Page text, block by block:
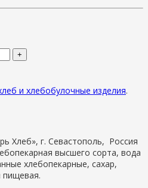
+
и хлебобулочные изделия.
Хлеб», г. Севастополь, Россия
высшего сорта, вода
хлебопекарные, сахар,
пищевая.